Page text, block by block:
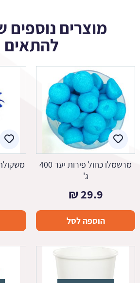
מוצרים נוספים
להתאים
מרשמלו כחול פירות יער 400
ג'
29.9
₪
הוספה לסל